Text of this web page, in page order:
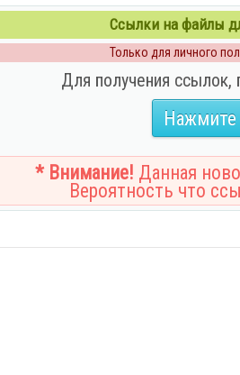
Ссылки на файлы
Только для личного
Для получения
Нажмите
* Внимание! Данная
Вероятность что